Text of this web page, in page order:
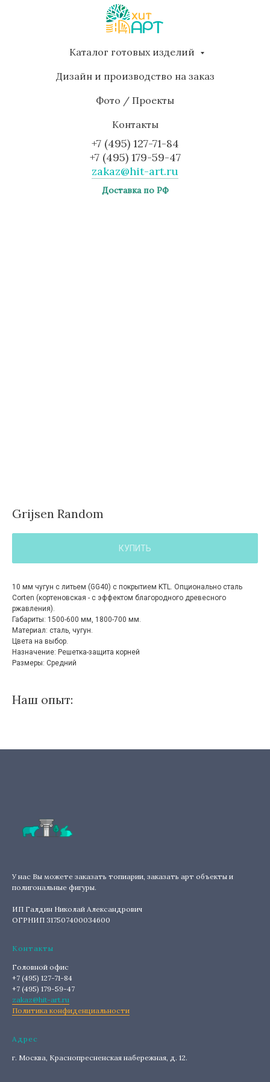
Каталог готовых изделий
Дизайн и производство на заказ
Фото / Проекты
Контакты
+7 (495) 127-71-84
+7 (495) 179-59-47
zakaz@hit-art.ru
Доставка по РФ
Grijsen Random
КУПИТЬ
10 мм чугун с литьем (GG40) с покрытием KTL. Опционально сталь
Corten (кортеновская - с эффектом благородного древесного
ржавления).
Габариты: 1500-600 мм, 1800-700 мм.
Материал: сталь, чугун.
Цвета на выбор.
Назначение: Решетка-защита корней
Размеры: Средний
Наш опыт:
У нас Вы можете заказать топиарии, заказать арт объекты и
полигональные фигуры.
ИП Галдин Николай Александрович
ОГРНИП 317507400034600
Контакты
Головной офис
+7 (495) 127-71-84
+7 (495) 179-59-47
zakaz@hit-art.ru
Политика конфиденциальности
Адрес
г. Москва, Краснопресненская набережная, д. 12.